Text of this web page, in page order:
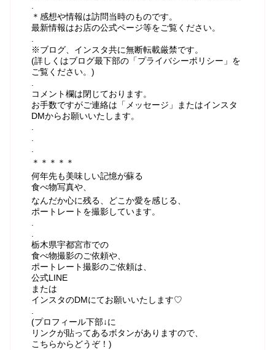
＊感想や情報は訪問当時のものです。
最新情報はお店の公式ページ等をご覧ください。
※ブログ、インスタ共に無断転載厳禁です。
(詳しくはブログ最下部の「プライバシーポリシー」を
ご覧ください。)
コメント欄は閉じております。
お手数ですがご連絡は「メッセージ」またはインスタ
DMからお願いいたします。
＊＊＊＊＊
何年先も美味しい記憶が蘇る
食べ物写真や、
なんだか心に残る、どこか愛を感じる、
ポートレートを撮影しています。
.
.
栃木県宇都宮市での
食べ物撮影のご依頼や、
ポートレート撮影のご依頼は、
公式LINE
または
インスタのDMにてお願いいたします♡
.
(プロフィール下部↓に
リンクが貼ってあるボタンがありますので、
こちらからどうぞ！)